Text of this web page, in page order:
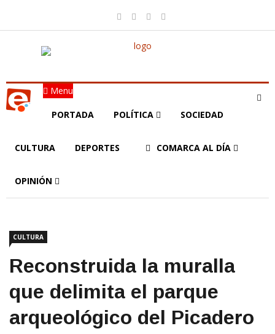
Menu
PORTADA POLÍTICA SOCIEDAD
CULTURA DEPORTES COMARCA AL DÍA
OPINIÓN
CULTURA
Reconstruida la muralla
que delimita el parque
arqueológico del Picadero